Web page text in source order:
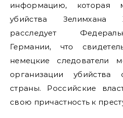
информацию, которая
убийства Зелимхана
расследует
Германии, что
немецкие следователи
организации убийства
страны. Российские
свою причастность к